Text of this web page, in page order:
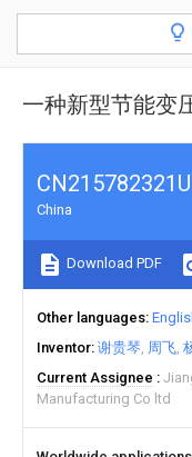
一种新型节能变
CN215782321U
China
Download PDF
Other languages
Inventor 谢贵琴 周飞
Current Assignee
Manufacturing Co ltd